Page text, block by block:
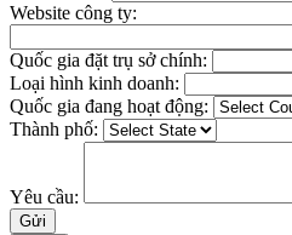
Website công ty:
Quốc gia đặt trụ sở chính:
Loại hình kinh doanh:
Quốc gia đang hoạt động:
Thành phố:
Yêu cầu: